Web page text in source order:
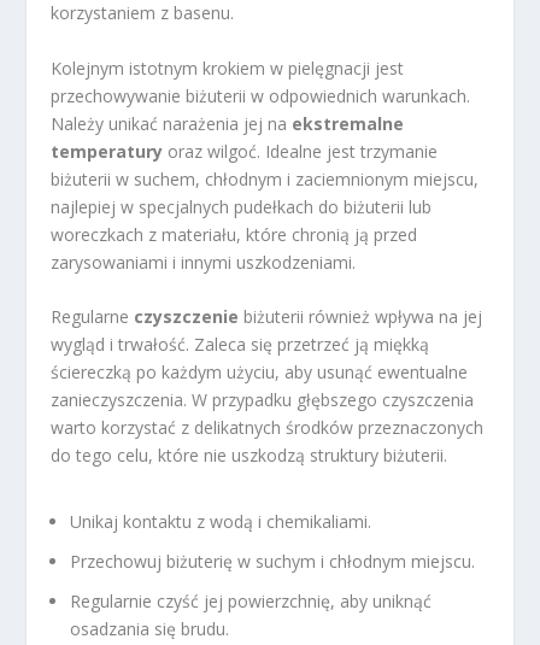
korzystaniem z basenu.
Kolejnym istotnym krokiem w pielęgnacji jest
przechowywanie biżuterii w odpowiednich warunkach.
Należy unikać narażenia jej na ekstremalne
temperatury oraz wilgoć. Idealne jest trzymanie
biżuterii w suchem, chłodnym i zaciemnionym miejscu,
najlepiej w specjalnych pudełkach do biżuterii lub
woreczkach z materiału, które chronią ją przed
zarysowaniami i innymi uszkodzeniami.
Regularne czyszczenie biżuterii również wpływa na jej
wygląd i trwałość. Zaleca się przetrzeć ją miękką
ściereczką po każdym użyciu, aby usunąć ewentualne
zanieczyszczenia. W przypadku głębszego czyszczenia
warto korzystać z delikatnych środków przeznaczonych
do tego celu, które nie uszkodzą struktury biżuterii.
Unikaj kontaktu z wodą i chemikaliami.
Przechowuj biżuterię w suchym i chłodnym miejscu.
Regularnie czyść jej powierzchnię, aby uniknąć
osadzania się brudu.